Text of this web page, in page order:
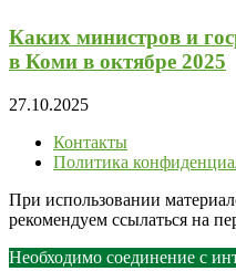
Каких министров и
в Коми в октябре 2025
27.10.2025
Контакты
Политика
При использовании
рекомендуем ссылаться на
Необходимо соединение с